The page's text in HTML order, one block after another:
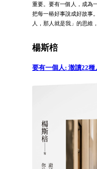
重要。要有一個人，成為
把每一樁好事說成好故事
人，那人就是我」的思維
楊斯棓
要有一個人: 澈讀22